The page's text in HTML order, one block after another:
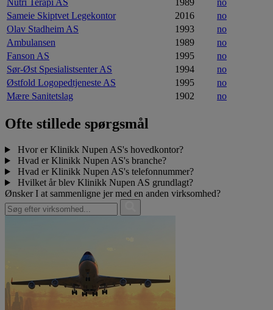
Nutri Terapi AS
1989
no
Sameie Skiptvet Legekontor
2016
no
Olav Stadheim AS
1993
no
Ambulansen
1989
no
Fanson AS
1995
no
Sør-Øst Spesialistsenter AS
1994
no
Østfold Logopedtjeneste AS
1995
no
Mære Sanitetslag
1902 no
Ofte stillede spørgsmål
Hvor er Klinikk Nupen AS's hovedkontor?
Hvad er Klinikk Nupen AS's branche?
Hvad er Klinikk Nupen AS's telefonnummer?
Hvilket år blev Klinikk Nupen AS grundlagt?
Ønsker I at sammenligne jer med en anden virksomhed?